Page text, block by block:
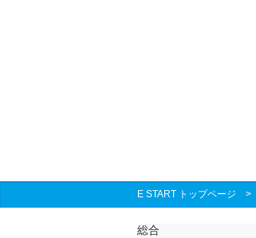
E START トップページ >
総合